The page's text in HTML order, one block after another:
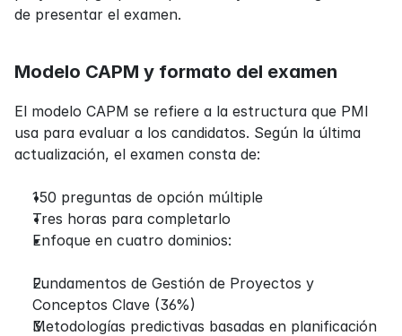
de presentar el examen.
Modelo CAPM y formato del examen
El modelo CAPM se refiere a la estructura que PMI
usa para evaluar a los candidatos. Según la última
actualización, el examen consta de:
150 preguntas de opción múltiple
Tres horas para completarlo
Enfoque en cuatro dominios:
Fundamentos de Gestión de Proyectos y
Conceptos Clave (36%)
Metodologías predictivas basadas en planificación